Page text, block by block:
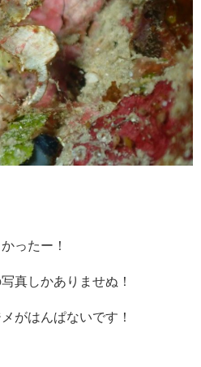
ったー！
真しかありませぬ！
がはんぱないです！